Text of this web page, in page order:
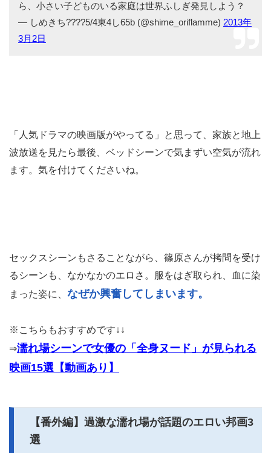
ら、小さい子どものいる家庭は世界ふしぎ発見しよう？
— しめきち????5/4東4し65b (@shime_oriflamme) 2013年
3月2日
「人気ドラマの映画版がやってる」と思って、家族と地上
波放送を見たら最後、ベッドシーンで気まずい空気が流れ
ます。気を付けてくださいね。
セックスシーンもさることながら、篠原さんが拷問を受け
るシーンも、なかなかのエロさ。服をはぎ取られ、血に染
まった姿に、 なぜか興奮してしまいます。
※こちらもおすすめです↓↓
⇒濡れ場シーンで女優の「全身ヌード」が見られる
映画15選【動画あり】
【番外編】過激な濡れ場が話題のエロい邦画3
選